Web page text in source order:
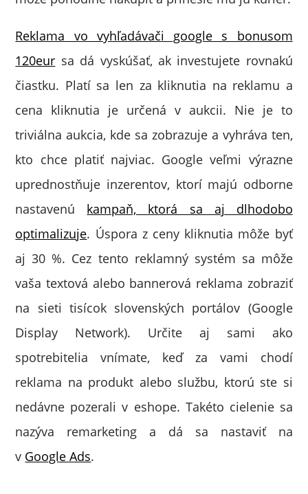
Reklama vo vyhľadávači google s bonusom
120eur sa dá vyskúšať, ak investujete rovnakú
čiastku. Platí sa len za kliknutia na reklamu a
cena kliknutia je určená v aukcii. Nie je to
triviálna aukcia, kde sa zobrazuje a vyhráva ten,
kto chce platiť najviac. Google veľmi výrazne
uprednostňuje inzerentov, ktorí majú odborne
nastavenú kampaň, ktorá sa aj dlhodobo
optimalizuje. Úspora z ceny kliknutia môže byť
aj 30 %. Cez tento reklamný systém sa môže
vaša textová alebo bannerová reklama zobraziť
na sieti tisícok slovenských portálov (Google
Display Network). Určite aj sami ako
spotrebitelia vnímate, keď za vami chodí
reklama na produkt alebo službu, ktorú ste si
nedávne pozerali v eshope. Takéto cielenie sa
nazýva remarketing a dá sa nastaviť na
v Google Ads.